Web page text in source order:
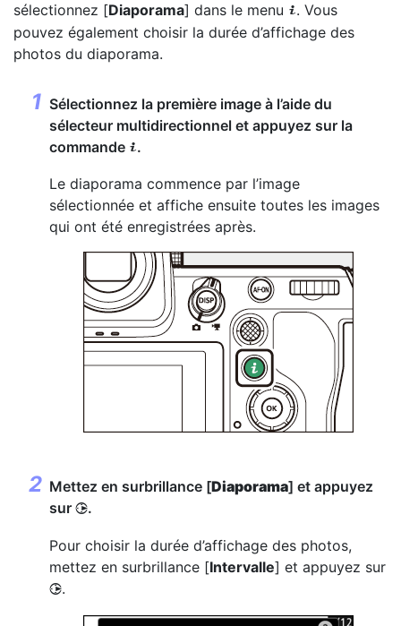
sélectionnez [Diaporama] dans le menu i. Vous
pouvez également choisir la durée d’affichage des
photos du diaporama.
Sélectionnez la première image à l’aide du
sélecteur multidirectionnel et appuyez sur la
commande i.
Le diaporama commence par l’image
sélectionnée et affiche ensuite toutes les images
qui ont été enregistrées après.
Mettez en surbrillance [Diaporama] et appuyez
sur 2.
Pour choisir la durée d’affichage des photos,
mettez en surbrillance [Intervalle] et appuyez sur
2.